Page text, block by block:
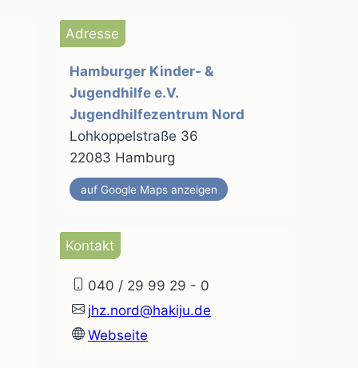
Adresse
Hamburger Kinder- &
Jugendhilfe e.V.
Jugendhilfezentrum Nord
Lohkoppelstraße 36
22083 Hamburg
auf Google Maps anzeigen
Kontakt
040 / 29 99 29 - 0
jhz.nord@hakiju.de
Webseite